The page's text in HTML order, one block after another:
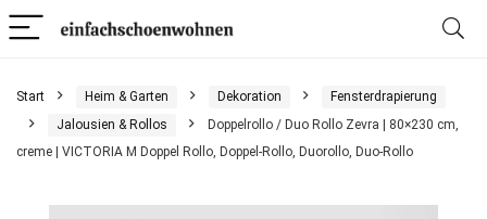
Start Heim & Garten Dekoration
Fensterdrapierung
Jalousien & Rollos
Doppelrollo / Duo Rollo Zevra | 80×230 cm,
creme | VICTORIA M Doppel Rollo, Doppel-Rollo, Duorollo, Duo-Rollo